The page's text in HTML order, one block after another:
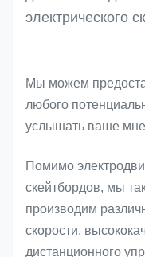
Мы можем
любого
услышать ваше
Помимо
скейтбордов, мы
производим
скорости,
дистанционного